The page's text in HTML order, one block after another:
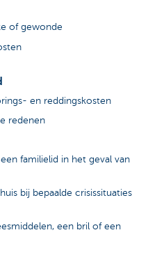
of gewonde
en reddingskosten
redenen
familielid in het geval van
bij bepaalde crisissituaties
een bril of een